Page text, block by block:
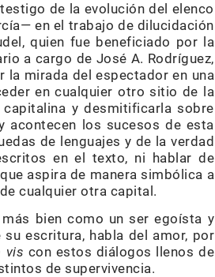
de la evolución del elenco
en el trabajo de dilucidación
quien fue beneficiado por la
a cargo de José A. Rodríguez,
la mirada del espectador en una
en cualquier otro sitio de la
y desmitificarla sobre
acontecen los sucesos de esta
de lenguajes y de la verdad
en el texto, ni hablar de
aspira de manera simbólica a
cualquier otra capital.
bien como un ser egoísta y
escritura, habla del amor, por
vis con estos diálogos llenos de
de supervivencia.